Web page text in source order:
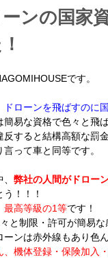
ーンの国家
です。
ドローンを飛ばすのに
簡易な資格で色々と飛
反すると結構高額な罰
言って車と同等です。
弊社の人間がドロー
！！！
最高等級の1等です！
と制限・許可が簡易な
ーンは赤外線もあり色
、機体登録・保険加入